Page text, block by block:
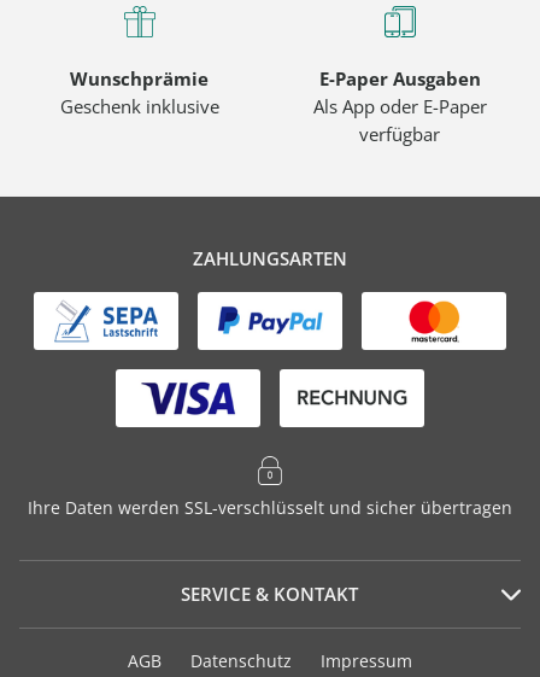
Wunschprämie
Geschenk inklusive
E-Paper Ausgaben
Als App oder E-Paper
verfügbar
ZAHLUNGSARTEN
Ihre Daten werden SSL-verschlüsselt und sicher übertragen
SERVICE & KONTAKT
Serviceportal
AGB Datenschutz Impressum